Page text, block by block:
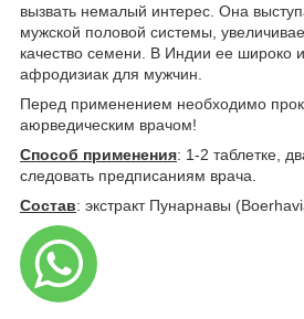
вызвать немалый интерес. Она
мужской половой системы,
качество семени. В Индии ее широко
афродизиак для мужчин.
Перед применением необходимо
аюрведическим врачом!
Способ применения: 1-­2 таблетке,
следовать предписаниям врача.
Состав: экстракт Пунарнавы